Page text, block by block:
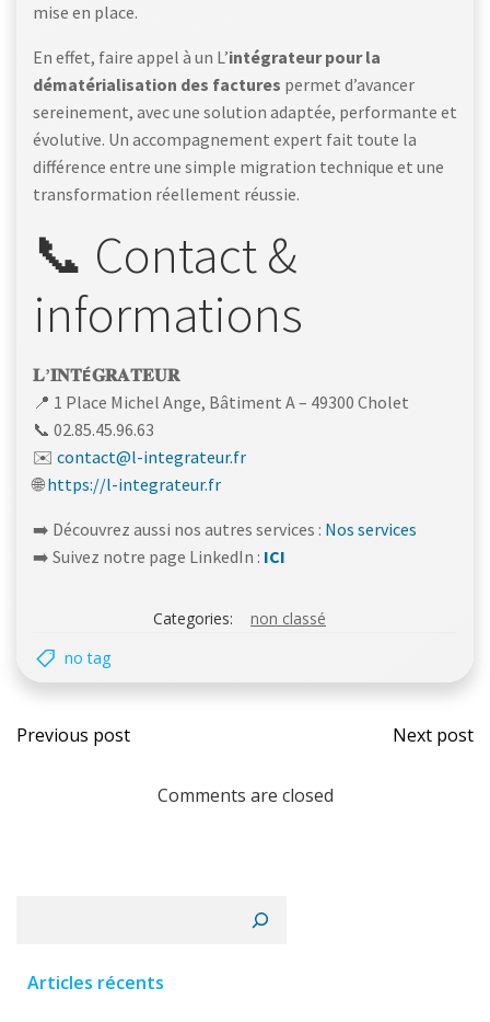
mise en place.
En effet, faire appel à un L’intégrateur pour la
dématérialisation des factures permet d’avancer
sereinement, avec une solution adaptée, performante et
évolutive. Un accompagnement expert fait toute la
différence entre une simple migration technique et une
transformation réellement réussie.
📞 Contact &
informations
𝐋’𝐈𝐍𝐓É𝐆𝐑𝐀𝐓𝐄𝐔𝐑
📍 1 Place Michel Ange, Bâtiment A – 49300 Cholet
📞 02.85.45.96.63
✉️ contact@l-integrateur.fr
🌐https://l-integrateur.fr
➡️ Découvrez aussi nos autres services : Nos services
➡️ Suivez notre page LinkedIn : ICI
Categories:
non classé
no tag
Post
navigation
Previous post
Post
Next post
Comments are closed
Articles récents